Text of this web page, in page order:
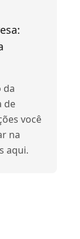
da
de
você
na
aqui.